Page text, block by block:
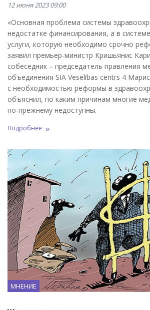
12 июня 2023 09:00
«Основная проблема системы
недостатке финансирования, а в
услуги, которую необходимо срочно
заявил премьер-министр Кришьянис
собеседник – председатель правления
объединения SIA Veselības centrs 4
с необходимостью реформы в
объяснил, по каким причинам многие
по-прежнему недоступны.
Подробнее
МНЕНИЕ